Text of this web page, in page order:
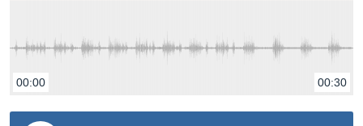
Drive FX
Boost, distortions, grunts, overdrives. Push your amp to
00:00 00:30